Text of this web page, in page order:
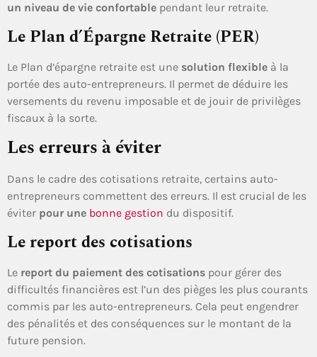
un niveau de vie confortable pendant leur retraite.
Le Plan d’Épargne Retraite (PER)
Le Plan d’épargne retraite est une solution flexible à la
portée des auto-entrepreneurs. Il permet de déduire les
versements du revenu imposable et de jouir de privilèges
fiscaux à la sorte.
Les erreurs à éviter
Dans le cadre des cotisations retraite, certains auto-
entrepreneurs commettent des erreurs. Il est crucial de les
éviter pour une bonne gestion du dispositif.
Le report des cotisations
Le report du paiement des cotisations pour gérer des
difficultés financières est l’un des pièges les plus courants
commis par les auto-entrepreneurs. Cela peut engendrer
des pénalités et des conséquences sur le montant de la
future pension.